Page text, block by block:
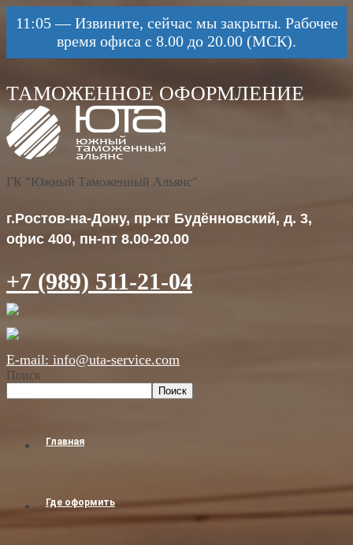
11:05—Извините, сейчас мы закрыты. Рабочее
время офиса с 8.00 до 20.00 (МСК).
ГК "Южный Таможенный Альянс"
г.Ростов-на-Дону, пр-кт Будённовский, д. 3,
офис 400, пн-пт 8.00-20.00
+7 (989) 511-21-04
E-mail: info@uta-service.com
Поиск
Поиск
Главная
Где оформить